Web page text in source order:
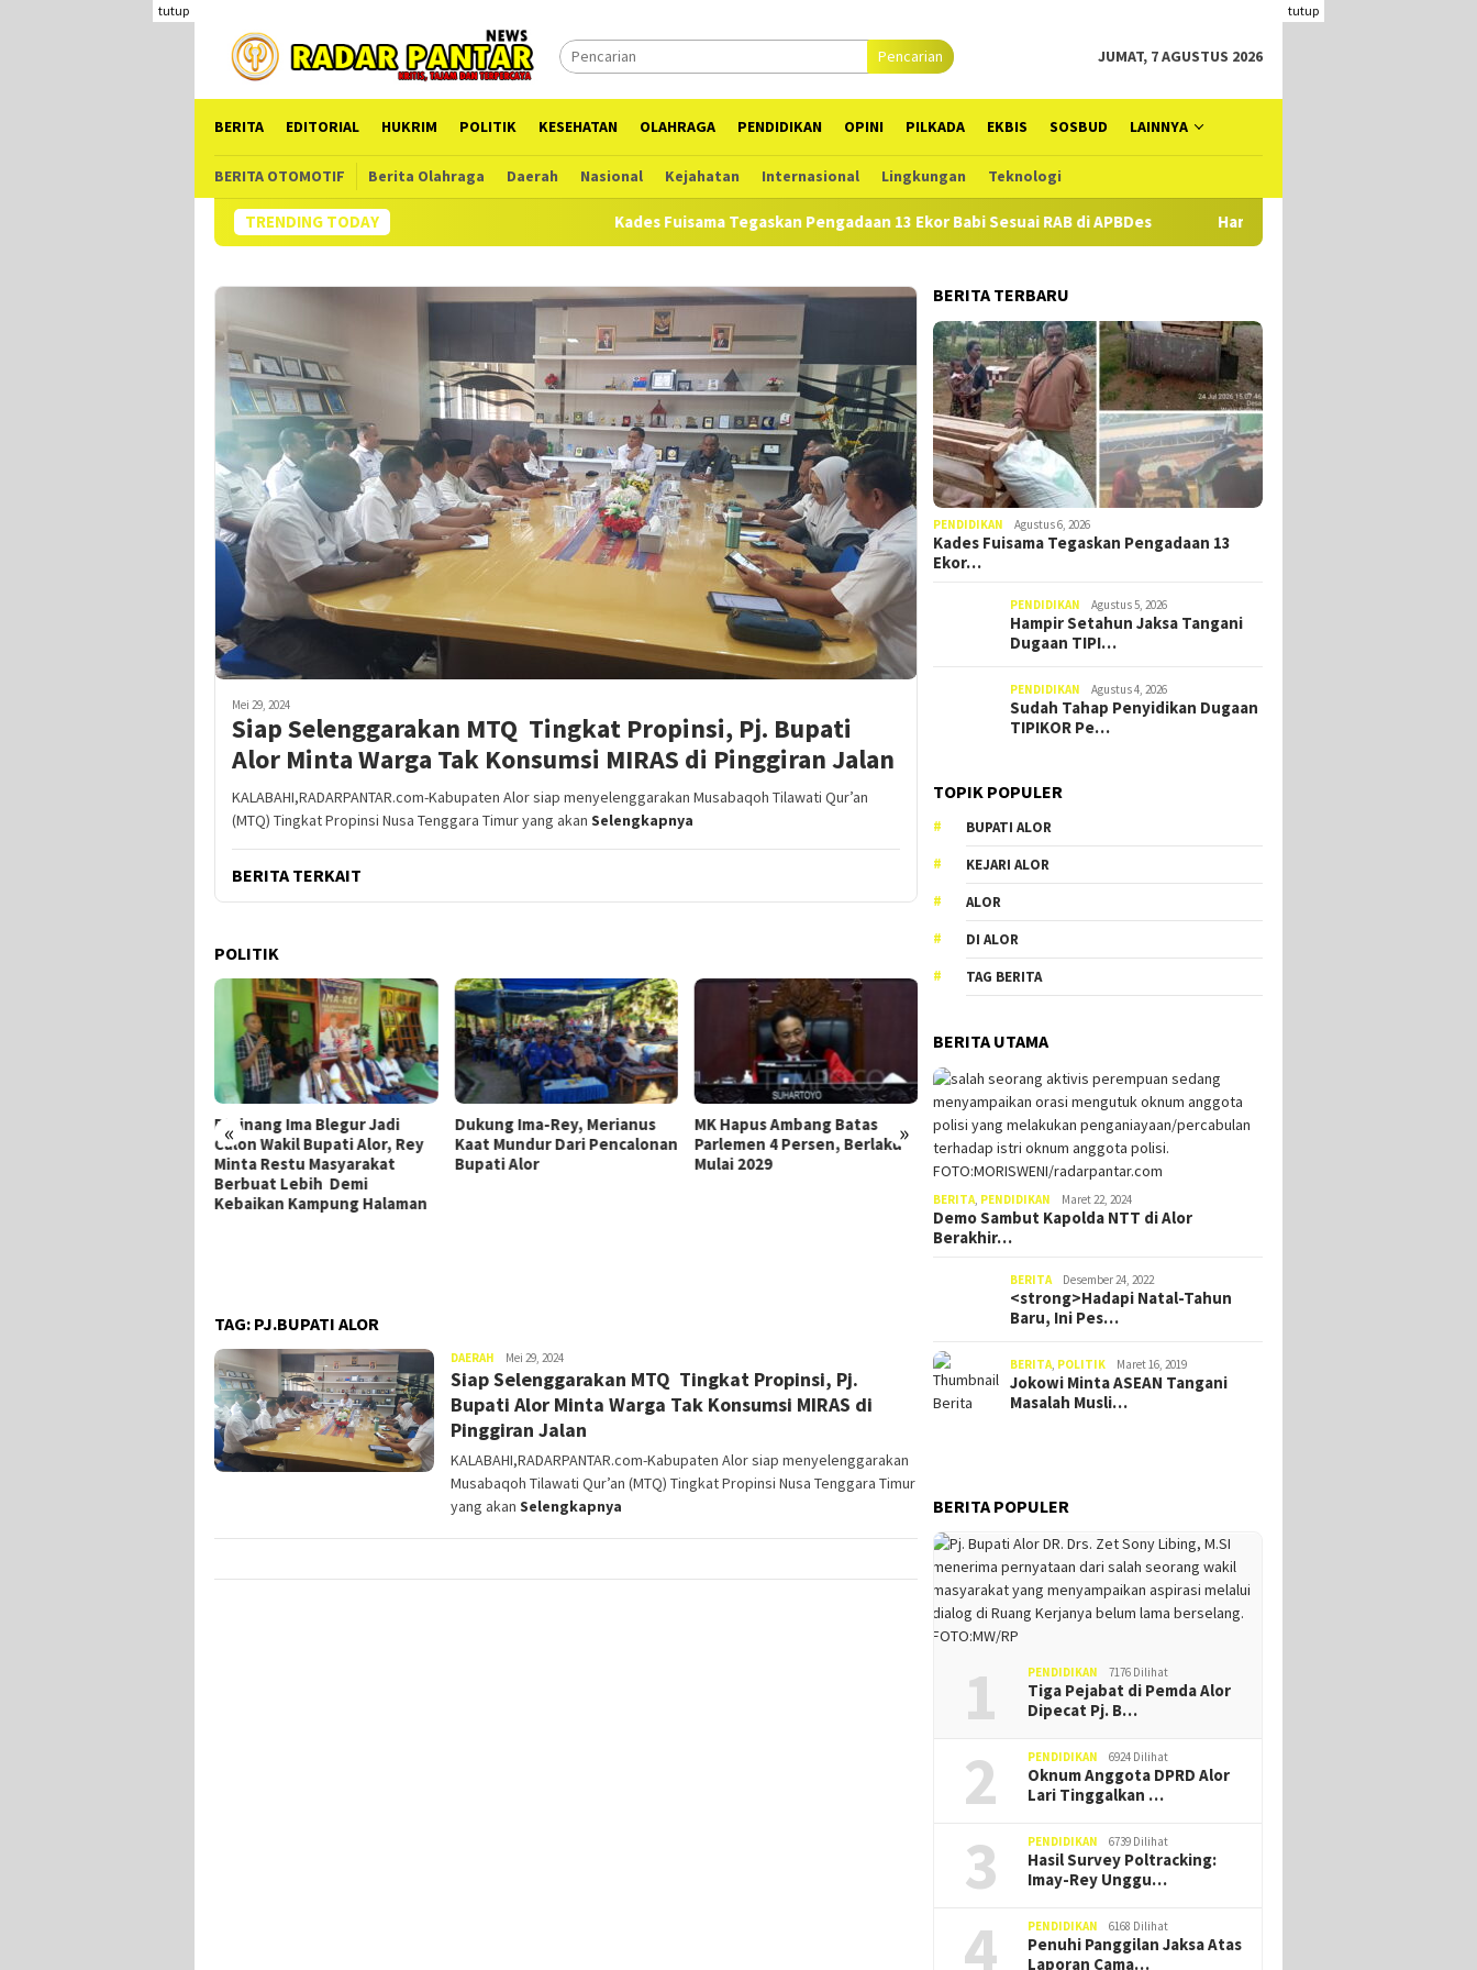
konten
tutup tutup
Pencarian JUMAT, 7 AGUSTUS 2026
BERITA EDITORIAL HUKRIM POLITIK KESEHATAN OLAHRAGA PENDIDIKAN OPINI PILKADA EKBIS SOSBUD LAINNYA
BERITA OTOMOTIF Berita Olahraga Daerah Nasional Kejahatan Internasional Lingkungan Teknologi
TRENDING TODAY Kades Fuisama Tegaskan Pengadaan 13 Ekor Babi Sesuai RAB di APBDes Hampir Setahun Jaksa Tangani Dugaan
Mei 29, 2024
Siap Selenggarakan MTQ Tingkat Propinsi, Pj. Bupati
Alor Minta Warga Tak Konsumsi MIRAS di Pinggiran Jalan
KALABAHI,RADARPANTAR.com-Kabupaten Alor siap menyelenggarakan Musabaqoh Tilawati Qur’an
(MTQ) Tingkat Propinsi Nusa Tenggara Timur yang akan Selengkapnya
BERITA TERKAIT
POLITIK
« »
Dukung Ima-Rey, Merianus
Kaat Mundur Dari Pencalonan
Bupati Alor
MK Hapus Ambang Batas
Parlemen 4 Persen, Berlaku
Mulai 2029
Anggota DPRD Alor Ini Tolak
POKIR-BIMTEK Di APBD
Perubahan 2023, Ikuti
Ulasannya
DPRD Alor Minta Tambahan
POKIR dan Bimtek, Tim
Anggaran Pemerintah
Daerah Tinggalkan Ruang
Dipinang Ima Blegur Jadi
TAG: PJ.BUPATI ALOR
DAERAH Moris
Weni
Mei 29, 2024
Siap Selenggarakan MTQ Tingkat Propinsi, Pj.
Bupati Alor Minta Warga Tak Konsumsi MIRAS di
Pinggiran Jalan
KALABAHI,RADARPANTAR.com-Kabupaten Alor siap menyelenggarakan
Musabaqoh Tilawati Qur’an (MTQ) Tingkat Propinsi Nusa Tenggara Timur
yang akan Selengkapnya
BERITA TERBARU
PENDIDIKAN Agustus 6, 2026
Kades Fuisama Tegaskan Pengadaan 13
Ekor…
PENDIDIKAN Agustus 5, 2026
Hampir Setahun Jaksa Tangani
Dugaan TIPI…
PENDIDIKAN Agustus 4, 2026
Sudah Tahap Penyidikan Dugaan
TIPIKOR Pe…
TOPIK POPULER
BUPATI ALOR
KEJARI ALOR
ALOR
DI ALOR
TAG BERITA
BERITA UTAMA
BERITA PENDIDIKAN Maret 22, 2024
Demo Sambut Kapolda NTT di Alor
Berakhir…
BERITA Desember 24, 2022
<strong>Hadapi Natal-Tahun
Baru, Ini Pes…
BERITA POLITIK Maret 16, 2019
Jokowi Minta ASEAN Tangani
Masalah Musli…
BERITA POPULER
1 PENDIDIKAN 7176 Dilihat
Tiga Pejabat di Pemda Alor
Dipecat Pj. B…
2 PENDIDIKAN 6924 Dilihat
Oknum Anggota DPRD Alor
Lari Tinggalkan …
3 PENDIDIKAN 6739 Dilihat
Hasil Survey Poltracking:
Imay-Rey Unggu…
4 PENDIDIKAN 6168 Dilihat
Penuhi Panggilan Jaksa Atas
Laporan Cama…